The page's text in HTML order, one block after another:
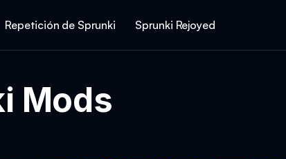
Repetición de Sprunki Sprunki Rejoyed
Mods